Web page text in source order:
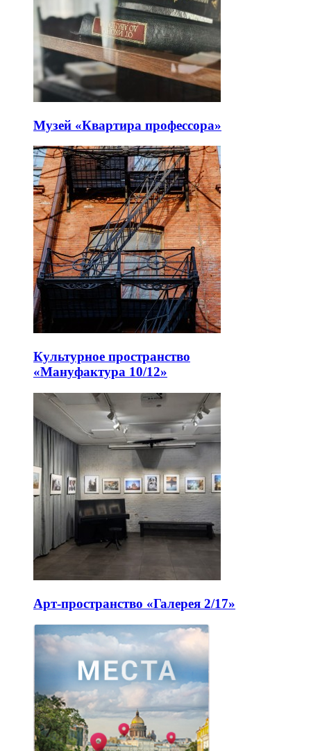
Музей «Квартира профессора»
Культурное пространство
«Мануфактура 10/12»
Арт-пространство «Галерея 2/17»